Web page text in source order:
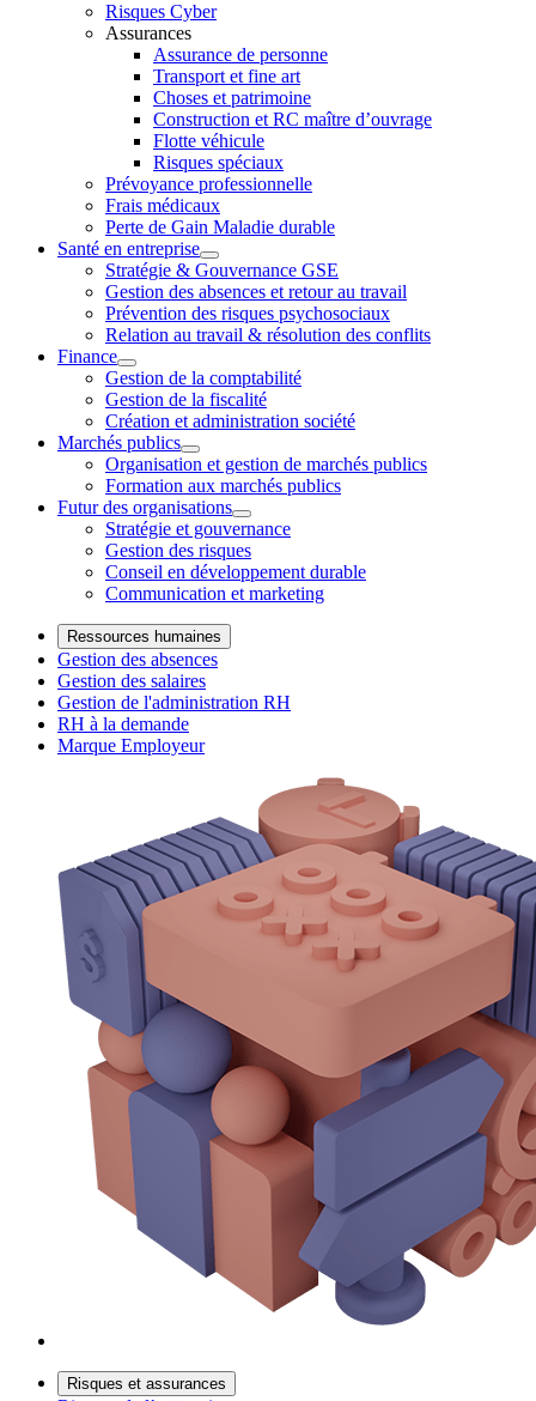
Risques Cyber
Assurances
Assurance de personne
Transport et fine art
Choses et patrimoine
Construction et RC maître d’ouvrage
Flotte véhicule
Risques spéciaux
Prévoyance professionnelle
Frais médicaux
Perte de Gain Maladie durable
Santé en entreprise
Stratégie & Gouvernance GSE
Gestion des absences et retour au travail
Prévention des risques psychosociaux
Relation au travail & résolution des conflits
Finance
Gestion de la comptabilité
Gestion de la fiscalité
Création et administration société
Marchés publics
Organisation et gestion de marchés publics
Formation aux marchés publics
Futur des organisations
Stratégie et gouvernance
Gestion des risques
Conseil en développement durable
Communication et marketing
Ressources humaines
Gestion des absences
Gestion des salaires
Gestion de l'administration RH
RH à la demande
Marque Employeur
Risques et assurances